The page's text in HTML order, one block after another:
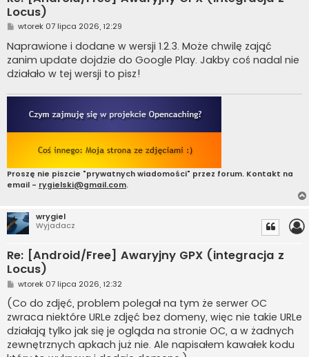
Locus)
P
s
t
wtorek 07 lipca 2026, 12:29
Naprawione i dodane w wersji 1.2.3. Może chwilę zająć
zanim update dojdzie do Google Play. Jakby coś nadal nie
działało w tej wersji to pisz!
Proszę nie piszcie "prywatnych wiadomości" przez forum. Kontakt na
email - rygielski@gmail.com.
wrygiel
Wyjadacz
Re: [Android/Free] Awaryjny GPX (integracja z
Locus)
P
s
t
wtorek 07 lipca 2026, 12:32
(Co do zdjęć, problem polegał na tym że serwer OC
zwraca niektóre URLe zdjęć bez domeny, więc nie takie URLe
działają tylko jak się je ogląda na stronie OC, a w żadnych
zewnętrznych apkach już nie. Ale napisałem kawałek kodu